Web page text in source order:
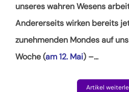
unseres wahren Wesens
Andererseits wirken bereits
zunehmenden Mondes auf
Woche (am 12. Mai) –…
Artikel